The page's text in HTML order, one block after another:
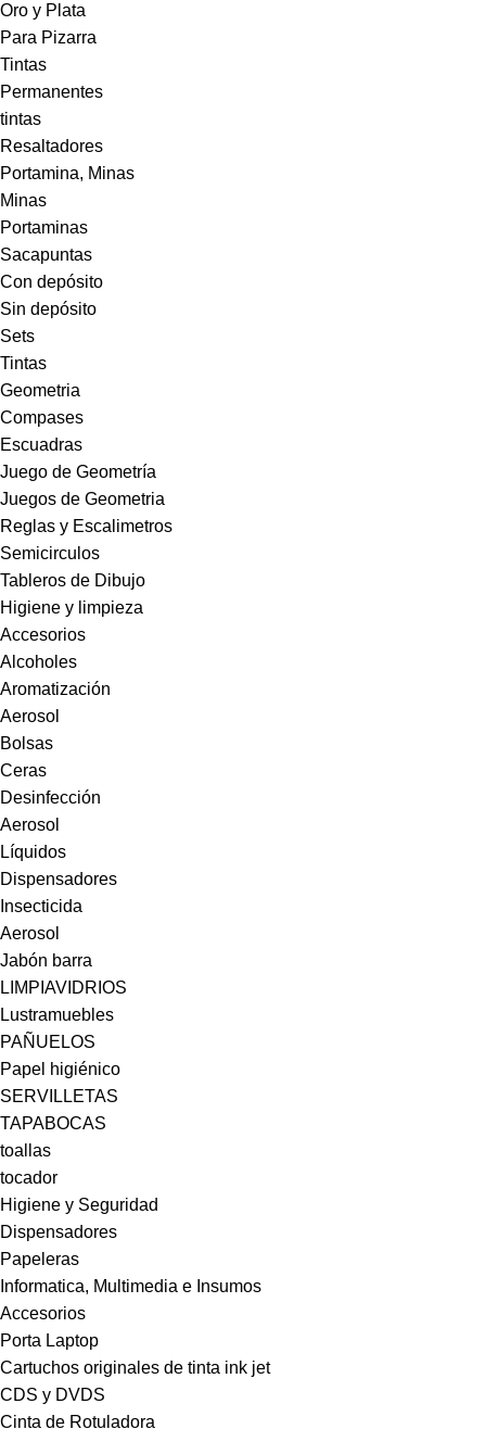
Oro y Plata
Para Pizarra
Tintas
Permanentes
tintas
Resaltadores
Portamina, Minas
Minas
Portaminas
Sacapuntas
Con depósito
Sin depósito
Sets
Tintas
Geometria
Compases
Escuadras
Juego de Geometría
Juegos de Geometria
Reglas y Escalimetros
Semicirculos
Tableros de Dibujo
Higiene y limpieza
Accesorios
Alcoholes
Aromatización
Aerosol
Bolsas
Ceras
Desinfección
Aerosol
Líquidos
Dispensadores
Insecticida
Aerosol
Jabón barra
LIMPIAVIDRIOS
Lustramuebles
PAÑUELOS
Papel higiénico
SERVILLETAS
TAPABOCAS
toallas
tocador
Higiene y Seguridad
Dispensadores
Papeleras
Informatica, Multimedia e Insumos
Accesorios
Porta Laptop
Cartuchos originales de tinta ink jet
CDS y DVDS
Cinta de Rotuladora